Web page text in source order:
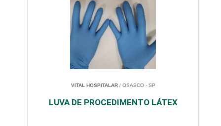
VITAL HOSPITALAR/ OSASCO - SP
LUVA DE PROCEDIMENTO LÁTEX